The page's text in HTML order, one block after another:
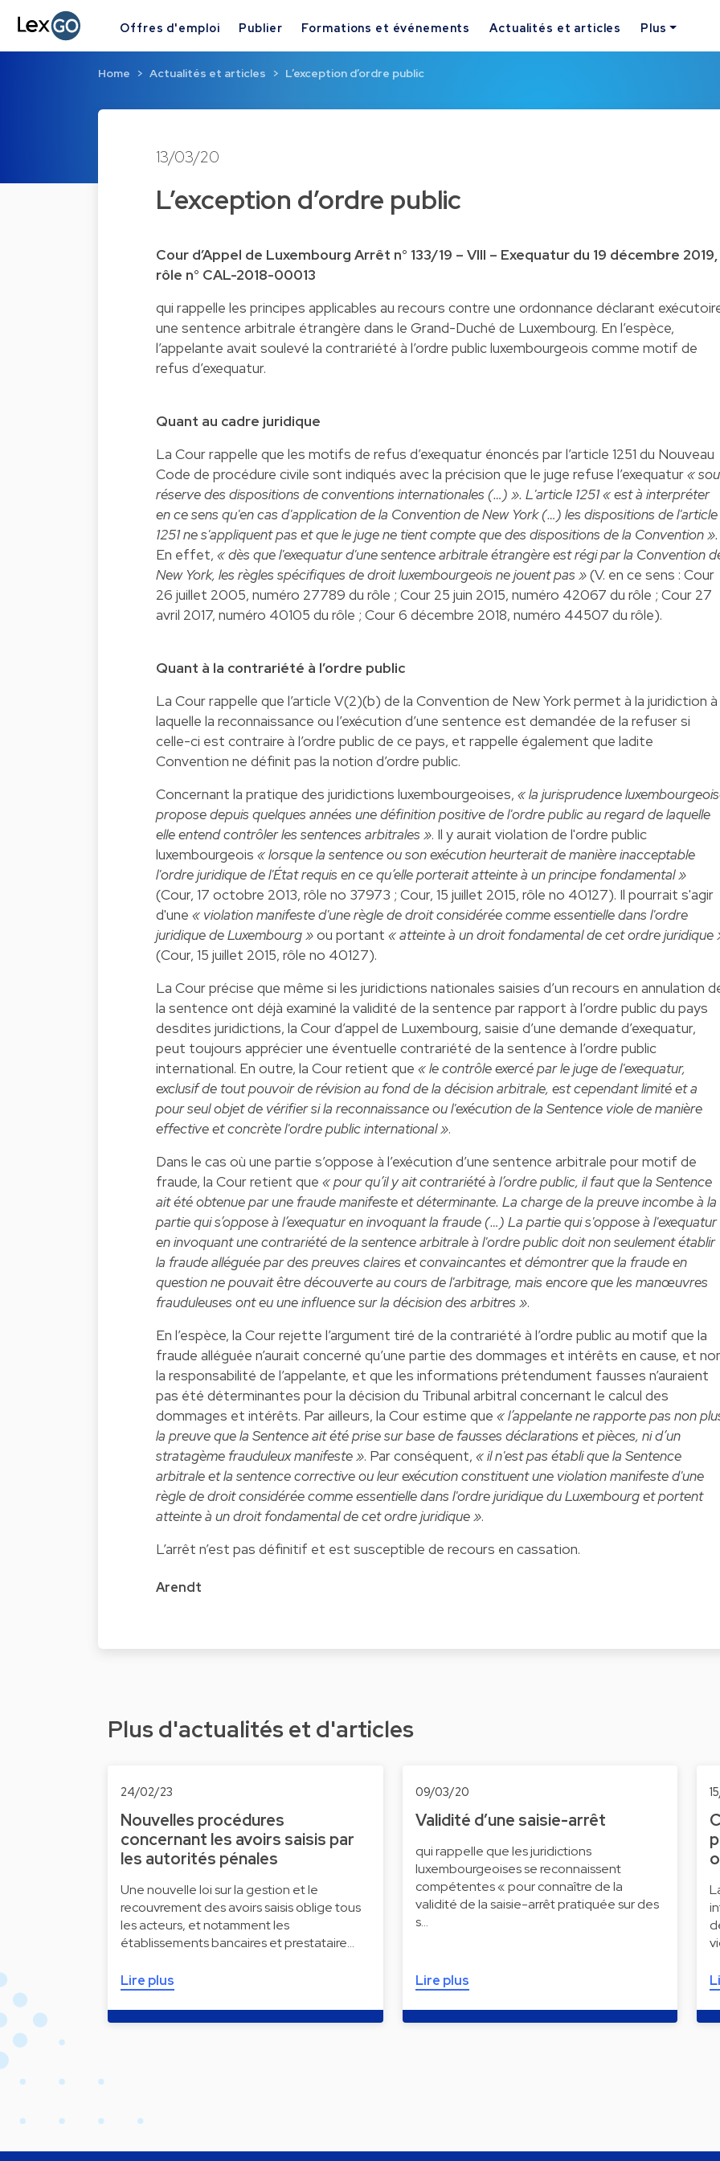
Offres d'emploi Publier Formations et événements Actualités et articles Plus
Home Actualités et articles L’exception d’ordre public
13/03/20
L’exception d’ordre public
Cour d’Appel de Luxembourg Arrêt n° 133/19 – VIII – Exequatur du 19 décembre 2019,
rôle n° CAL-2018-00013
qui rappelle les principes applicables au recours contre une ordonnance déclarant
une sentence arbitrale étrangère dans le Grand-Duché de Luxembourg. En l’espèce,
l’appelante avait soulevé la contrariété à l’ordre public luxembourgeois comme motif de
refus d’exequatur.
Quant au cadre juridique
La Cour rappelle que les motifs de refus d’exequatur énoncés par l’article 1251 du Nouveau
Code de procédure civile sont indiqués avec la précision que le juge refuse l’exequatur«
réserve des dispositions de conventions internationales (…) ». L'article 1251 « est à interpréter
en ce sens qu'en cas d'application de la Convention de New York (…) les dispositions de l'article
1251 ne s'appliquent pas et que le juge ne tient compte que des dispositions de la Convention ».
En effet, « dès que l'exequatur d'une sentence arbitrale étrangère est régi par la Convention
New York, les règles spécifiques de droit luxembourgeois ne jouent pas »(V. en ce sens : Cour
26 juillet 2005, numéro 27789 du rôle ; Cour 25 juin 2015, numéro 42067 du rôle ; Cour 27
avril 2017, numéro 40105 du rôle ; Cour 6 décembre 2018, numéro 44507 du rôle).
Quant à la contrariété à l’ordre public
La Cour rappelle que l’article V(2)(b) de la Convention de New York permet à la juridiction à
laquelle la reconnaissance ou l’exécution d’une sentence est demandée de la refuser si
celle-ci est contraire à l’ordre public de ce pays, et rappelle également que ladite
Convention ne définit pas la notion d’ordre public.
Concernant la pratique des juridictions luxembourgeoises, « la jurisprudence
propose depuis quelques années une définition positive de l'ordre public au regard de laquelle
elle entend contrôler les sentences arbitrales ». Il y aurait violation de l'ordre public
luxembourgeois « lorsque la sentence ou son exécution heurterait de manière inacceptable
l'ordre juridique de l'État requis en ce qu’elle porterait atteinte à un principe fondamental »
(Cour, 17 octobre 2013, rôle no 37973 ; Cour, 15 juillet 2015, rôle no 40127). Il pourrait s'agir
d'une « violation manifeste d'une règle de droit considérée comme essentielle dans l'ordre
juridique de Luxembourg »ou portant « atteinte à un droit fondamental de cet ordre juridique
(Cour, 15 juillet 2015, rôle no 40127).
La Cour précise que même si les juridictions nationales saisies d’un recours en annulation
la sentence ont déjà examiné la validité de la sentence par rapport à l’ordre public du pays
desdites juridictions, la Cour d’appel de Luxembourg, saisie d’une demande d’exequatur,
peut toujours apprécier une éventuelle contrariété de la sentence à l’ordre public
international. En outre, la Cour retient que « le contrôle exercé par le juge de l'exequatur,
exclusif de tout pouvoir de révision au fond de la décision arbitrale, est cependant limité et a
pour seul objet de vérifier si la reconnaissance ou l'exécution de la Sentence viole de manière
effective et concrète l'ordre public international ».
Dans le cas où une partie s’oppose à l’exécution d’une sentence arbitrale pour motif de
fraude, la Cour retient que « pour qu’il y ait contrariété à l’ordre public, il faut que la Sentence
ait été obtenue par une fraude manifeste et déterminante. La charge de la preuve incombe à la
partie qui s’oppose à l’exequatur en invoquant la fraude (…) La partie qui s'oppose à l'exequatur
en invoquant une contrariété de la sentence arbitrale à l'ordre public doit non seulement établir
la fraude alléguée par des preuves claires et convaincantes et démontrer que la fraude en
question ne pouvait être découverte au cours de l'arbitrage, mais encore que les manœuvres
frauduleuses ont eu une influence sur la décision des arbitres ».
En l’espèce, la Cour rejette l’argument tiré de la contrariété à l’ordre public au motif que la
fraude alléguée n’aurait concerné qu’une partie des dommages et intérêts en cause, et
la responsabilité de l’appelante, et que les informations prétendument fausses n’auraient
pas été déterminantes pour la décision du Tribunal arbitral concernant le calcul des
dommages et intérêts. Par ailleurs, la Cour estime que « l’appelante ne rapporte pas non
la preuve que la Sentence ait été prise sur base de fausses déclarations et pièces, ni d’un
stratagème frauduleux manifeste ». Par conséquent, « il n'est pas établi que la Sentence
arbitrale et la sentence corrective ou leur exécution constituent une violation manifeste d'une
règle de droit considérée comme essentielle dans l'ordre juridique du Luxembourg et portent
atteinte à un droit fondamental de cet ordre juridique ».
L’arrêt n’est pas définitif et est susceptible de recours en cassation.
Arendt
Plus d'actualités et d'articles
24/02/23
Nouvelles procédures
concernant les avoirs saisis par
les autorités pénales
Une nouvelle loi sur la gestion et le
recouvrement des avoirs saisis oblige tous
les acteurs, et notamment les
établissements bancaires et prestataire…
Lire plus
09/03/20
Validité d’une saisie-arrêt
qui rappelle que les juridictions
luxembourgeoises se reconnaissent
compétentes « pour connaître de la
validité de la saisie-arrêt pratiquée sur des
s…
Lire plus